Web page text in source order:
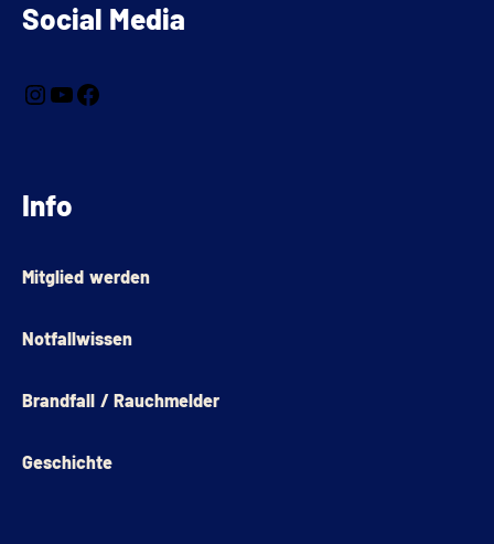
Social Media
Info
Mitglied werden
Notfallwissen
Brandfall / Rauchmelder
Geschichte